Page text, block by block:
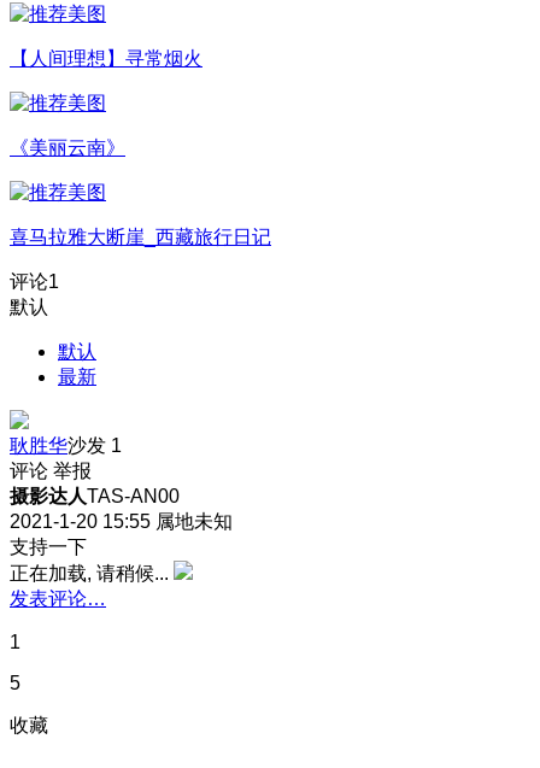
【人间理想】寻常烟火
《美丽云南》
喜马拉雅大断崖_西藏旅行日记
评论1
默认
默认
最新
耿胜华沙发 1
评论 举报
摄影达人TAS-AN00
2021-1-20 15:55 属地未知
支持一下
正在加载, 请稍候...
发表评论…
1
5
收藏